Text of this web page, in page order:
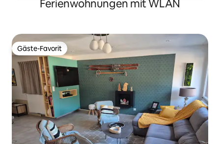
Ferienwohnungen mit WLAN
Gäste-Favorit
Gäste-Favorit